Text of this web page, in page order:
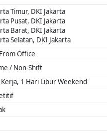
Timur, DKI Jakarta
Pusat, DKI Jakarta
Barat, DKI Jakarta
Selatan, DKI Jakarta
Office
/ Non-Shift
1 Hari Libur Weekend